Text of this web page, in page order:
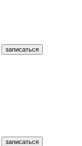
записаться
записаться